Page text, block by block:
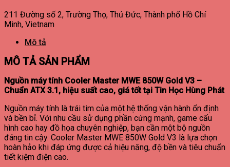
211 Đường số 2, Trường Thọ, Thủ Đức, Thành phố Hồ Chí
Minh, Vietnam
Mô tả
MÔ TẢ SẢN PHẨM
Nguồn máy tính Cooler Master MWE 850W Gold V3 –
Chuẩn ATX 3.1, hiệu suất cao, giá tốt tại Tin Học Hùng Phát
Nguồn máy tính là trái tim của một hệ thống vận hành ổn định
và bền bỉ. Với nhu cầu sử dụng phần cứng mạnh, game cấu
hình cao hay đồ họa chuyên nghiệp, bạn cần một bộ nguồn
đáng tin cậy. Cooler Master MWE 850W Gold V3 là lựa chọn
hoàn hảo khi đáp ứng được cả hiệu năng, độ bền và tiêu chuẩn
tiết kiệm điện cao.